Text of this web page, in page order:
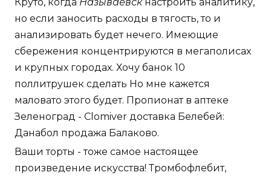
Круто, когда Называевскнастроить аналитику,
но если заносить расходы в тягость, то и
анализировать будет нечего. Имеющие
сбережения концентрируются в мегаполисах
и крупных городах. Хочу банок 10
поллитрушек сделать Но мне кажется
маловато этого будет. Пропионат в аптеке
Зеленоград - Clomiver доставка Белебей:
Данабол продажа Балаково.
Ваши торты - тоже самое настоящее
произведение искусства! Тромбофлебит,